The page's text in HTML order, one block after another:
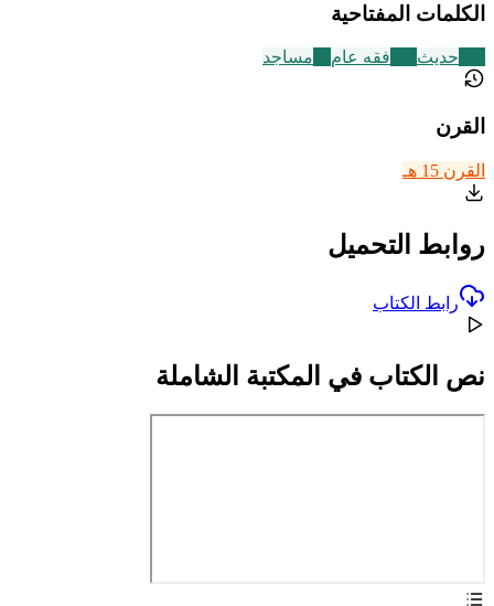
الكلمات المفتاحية
حديث فقه عام مساجد
القرن
القرن 15 هـ
روابط التحميل
رابط الكتاب
نص الكتاب في المكتبة الشاملة